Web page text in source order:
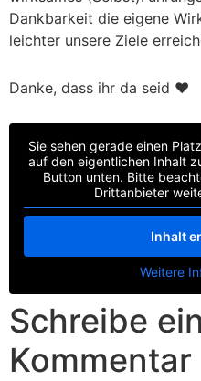
Dankbarkeit die eigene
leichter unsere Ziele
Danke, dass ihr da seid ❤️
Sie sehen gerade einen
auf den eigentlichen Inhalt
Button unten. Bitte
Drittanbieter
Inhalt
Weitere
Schreibe
Kommentar